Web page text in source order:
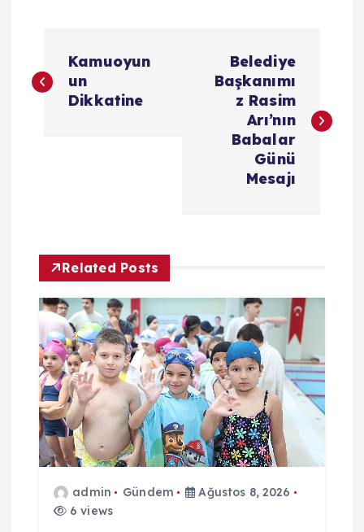
a
e
z
n
m
e
Kamuoyun
un
Dikkatine
Belediye
Başkanımı
z Rasim
Arı’nın
Babalar
Günü
Mesajı
Related Posts
admin Gündem
Ağustos 8, 2026
6 views